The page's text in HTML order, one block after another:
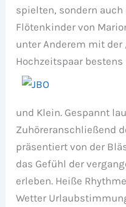
spielten, sondern
Flötenkinder von
unter Anderem mit der
Hochzeitspaar
und Klein. Gespannt
Zuhöreranschließend
präsentiert von der
das Gefühl der
erleben. Heiße
Wetter